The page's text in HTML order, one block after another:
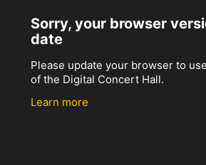
Sorry, your browser
date
Please update your browser to
of the Digital Concert Hall.
Learn more